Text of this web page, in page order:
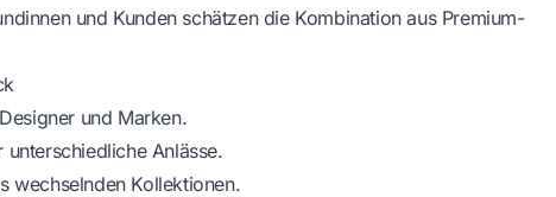
und Kunden schätzen die Kombination aus Premium-
und Marken.
Anlässe.
wechselnden Kollektionen.